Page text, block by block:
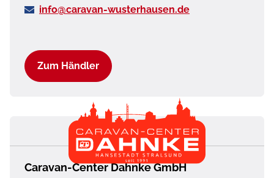
info@caravan-wusterhausen.de
Zum Händler
Caravan-Center Dahnke GmbH